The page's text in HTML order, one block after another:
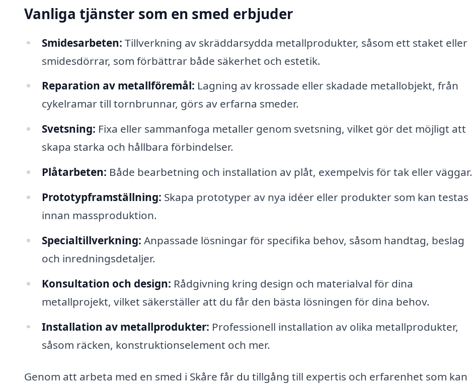
Vanliga tjänster som en smed erbjuder
Smidesarbeten: Tillverkning av skräddarsydda metallprodukter, såsom ett staket eller
smidesdörrar, som förbättrar både säkerhet och estetik.
Reparation av metallföremål: Lagning av krossade eller skadade metallobjekt, från
cykelramar till tornbrunnar, görs av erfarna smeder.
Svetsning: Fixa eller sammanfoga metaller genom svetsning, vilket gör det möjligt att
skapa starka och hållbara förbindelser.
Plåtarbeten: Både bearbetning och installation av plåt, exempelvis för tak eller väggar.
Prototypframställning: Skapa prototyper av nya idéer eller produkter som kan testas
innan massproduktion.
Specialtillverkning: Anpassade lösningar för specifika behov, såsom handtag, beslag
och inredningsdetaljer.
Konsultation och design: Rådgivning kring design och materialval för dina
metallprojekt, vilket säkerställer att du får den bästa lösningen för dina behov.
Installation av metallprodukter: Professionell installation av olika metallprodukter,
såsom räcken, konstruktionselement och mer.
Genom att arbeta med en smed i Skåre får du tillgång till expertis och erfarenhet som kan